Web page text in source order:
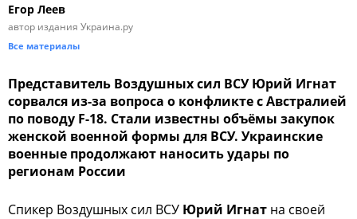
Егор Леев
автор издания Украина.ру
Все материалы
Представитель Воздушных сил ВСУ Юрий Игнат
сорвался из-за вопроса о конфликте с Австралией
по поводу F-18. Стали известны объёмы закупок
женской военной формы для ВСУ. Украинские
военные продолжают наносить удары по
регионам России
Спикер Воздушных сил ВСУ Юрий Игнат на своей